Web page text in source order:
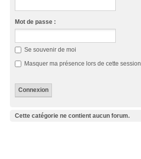
Mot de passe :
Se souvenir de moi
Masquer ma présence lors de cette session
Cette catégorie ne contient aucun forum.